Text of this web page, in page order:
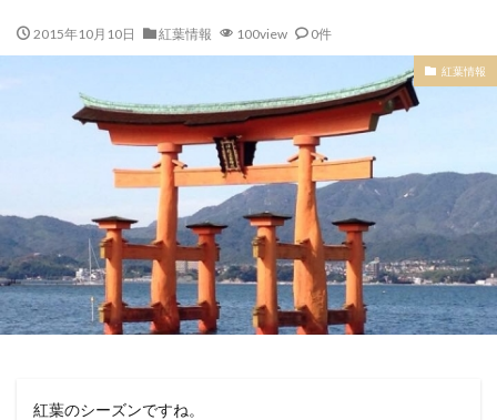
2015年10月10日 紅葉情報 100view 0件
紅葉情報
紅葉のシーズンですね。